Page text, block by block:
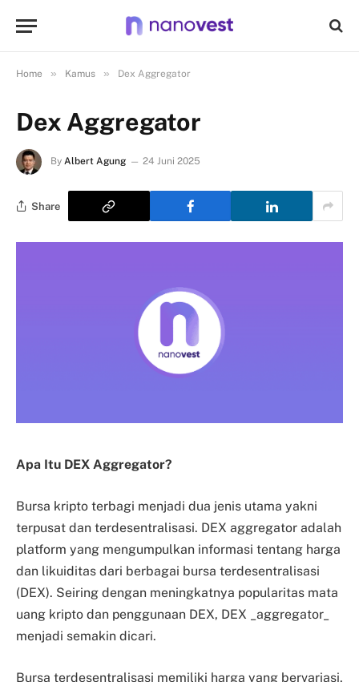
Home » Kamus » Dex Aggregator
Dex Aggregator
By Albert Agung 24 Juni 2025
Share
Apa Itu DEX Aggregator?
Bursa kripto terbagi menjadi dua jenis utama yakni
terpusat dan terdesentralisasi. DEX aggregator adalah
platform yang mengumpulkan informasi tentang harga
dan likuiditas dari berbagai bursa terdesentralisasi
(DEX). Seiring dengan meningkatnya popularitas mata
uang kripto dan penggunaan DEX, DEX _aggregator_
menjadi semakin dicari.
Bursa terdesentralisasi memiliki harga yang bervariasi,